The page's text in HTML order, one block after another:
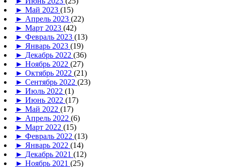
► Май 2023 (15)
► Апрель 2023 (22)
► Март 2023 (42)
► Февраль 2023 (13)
► Январь 2023 (19)
► Декабрь 2022 (36)
► Ноябрь 2022 (27)
► Октябрь 2022 (21)
► Сентябрь 2022 (23)
► Июль 2022 (1)
► Июнь 2022 (17)
► Май 2022 (17)
► Апрель 2022 (6)
► Март 2022 (15)
► Февраль 2022 (13)
► Январь 2022 (14)
► Декабрь 2021 (12)
► Ноябрь 2021 (25)